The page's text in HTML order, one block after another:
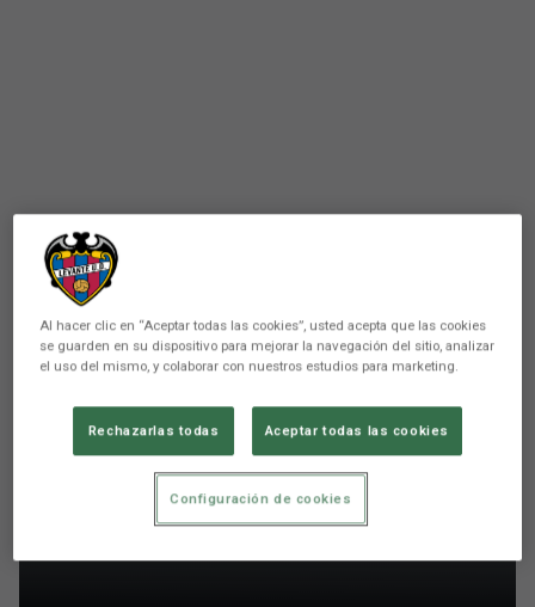
Óscar Pérez, nuevo
componente de la plantilla del
Al hacer clic en “Aceptar todas las cookies”, usted acepta que las cookies
se guarden en su dispositivo para mejorar la navegación del sitio, analizar
el uso del mismo, y colaborar con nuestros estudios para marketing.
Rechazarlas todas Aceptar todas las cookies
Configuración de cookies